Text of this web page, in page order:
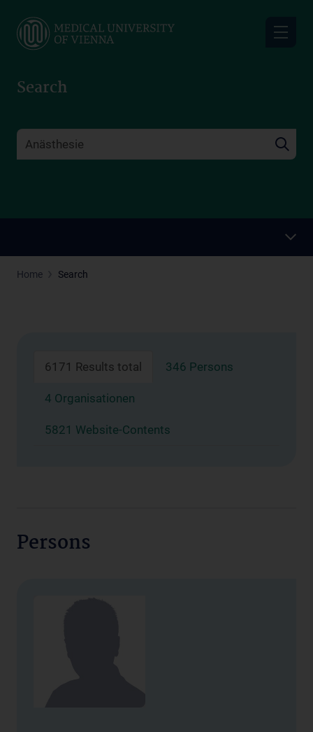
main
Search
Home Search
6171 Results total 346 Persons
4 Organisationen
5821 Website-Contents
Persons